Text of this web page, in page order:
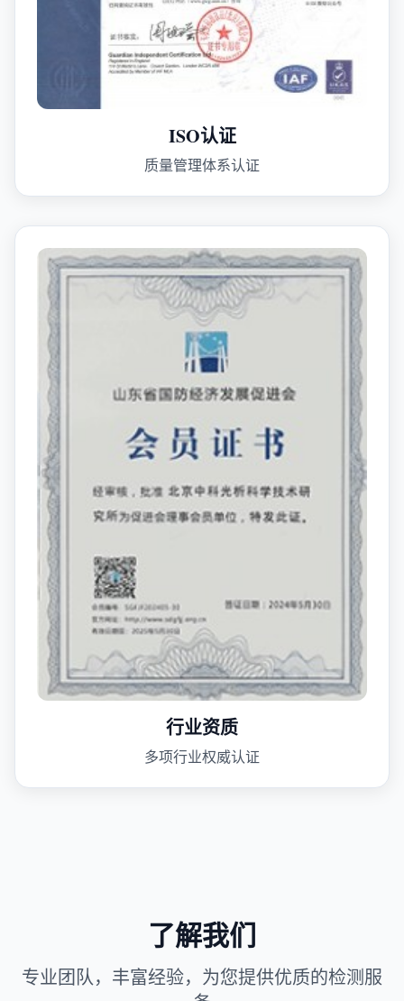
ISO认证
质量管理体系认证
行业资质
多项行业权威认证
了解我们
专业团队，丰富经验，为您提供优质的检测服